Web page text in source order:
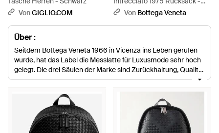
VonGIGLIO.COM
Schwarz
Von Bottega Veneta
Über :
Seitdem Bottega Veneta 1966 in Vicenza ins Leben gerufen
wurde, hat das Label die Messlatte für Luxusmode sehr hoch
gelegt. Die drei Säulen der Marke sind Zurückhaltung, Qualität
und italienische Handwerkskunst und sie ist auf der ganzen
das ineinandergeschlungene Lederband, bekannt. Es gibt
sogar Modeliebhaber, die Bottega Venta als eines der weltweit
besten Modelabels bezeichnen. Transportieren Sie Ihre
Besitztümer in einem luxuriösen Bottega Veneta Rucksack.